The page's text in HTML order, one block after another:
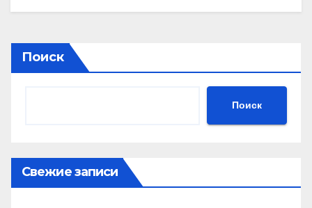
Поиск
Поиск
Свежие записи